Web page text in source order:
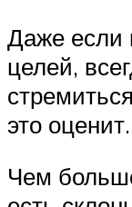
Даже если
целей,
это оценит.
Чем